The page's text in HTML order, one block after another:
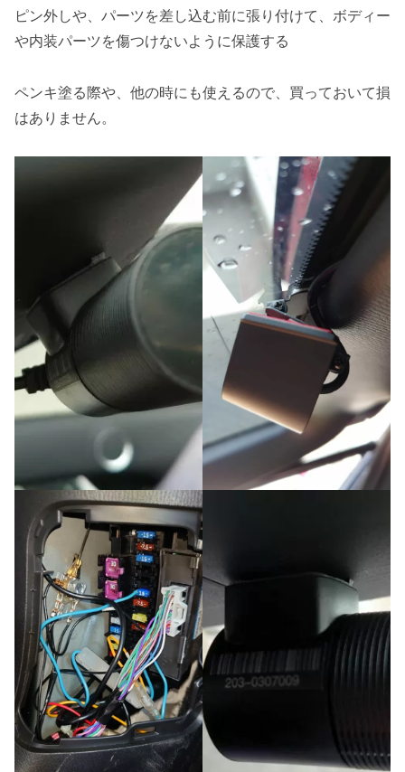
ピン外しや、パーツを差し込む前に張り付けて、ボディー
や内装パーツを傷つけないように保護する
ペンキ塗る際や、他の時にも使えるので、買っておいて損
はありません。